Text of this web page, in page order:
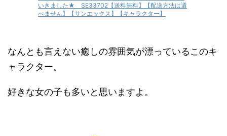
いきました★ SE33702【送料無料】【配送方法は選
べません】【サンエックス】【キャラクター】
なんとも言えない癒しの雰囲気が漂っているこのキ
ャラクター。
好きな女の子も多いと思いますよ。